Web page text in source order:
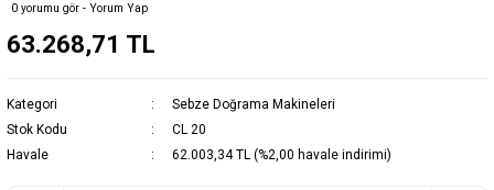
0 yorumu gör - Yorum Yap
63.268,71 TL
Kategori
Sebze Doğrama Makineleri
Stok Kodu
CL 20
Havale
62.003,34 TL (%2,00 havale indirimi)